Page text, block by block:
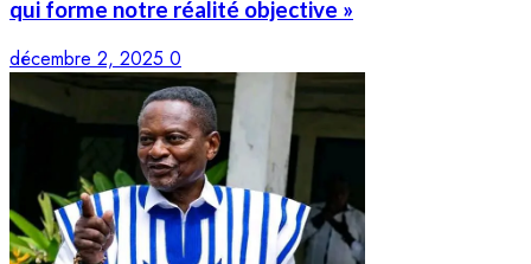
qui forme notre réalité objective »
décembre 2, 2025 0